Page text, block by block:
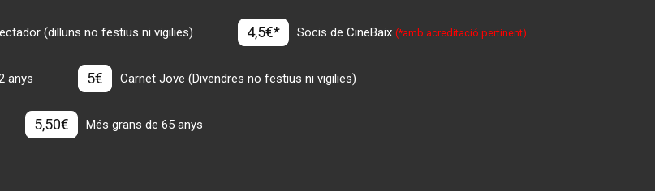
(dilluns no festius ni vigilies) 4,5€* Socis de CineBaix(*amb acreditació pertinent)
anys 5€ Carnet Jove (Divendres no festius ni vigilies)
5,50€ Més grans de 65 anys